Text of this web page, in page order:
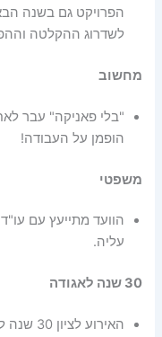
הפרויקט גם בשנה
לשדרוג ההקלטה
מחשוב
"בלי פאניקה" עבר
הופמן על העבודה!
משפטי
הוועד מתייעץ עם
עליה.
30 שנה לאגודה